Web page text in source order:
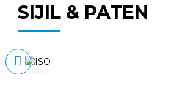
SIJIL & PATEN